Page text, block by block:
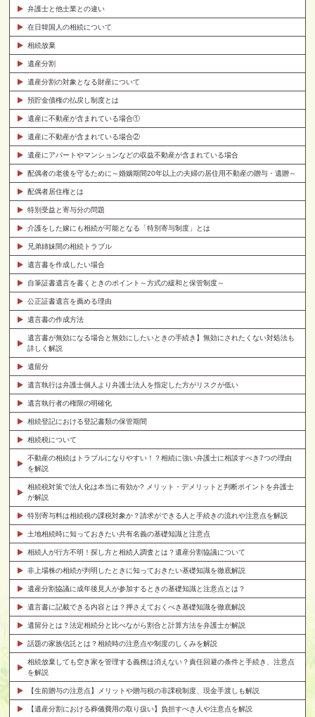
弁護士と他士業との違い
在日韓国人の相続について
相続放棄
遺産分割
遺産分割の対象となる財産について
預貯金債権の払戻し制度とは
遺産に不動産が含まれている場合①
遺産に不動産が含まれている場合②
遺産にアパートやマンションなどの収益不動産が含まれている場合
配偶者の老後を守るために～婚姻期間20年以上の夫婦の居住用不動産の贈与・遺贈～
配偶者居住権とは
特別受益と寄与分の問題
介護をした嫁にも相続が可能となる「特別寄与制度」とは
兄弟姉妹間の相続トラブル
遺言書を作成したい場合
自筆証書遺言を書くときのポイント～方式の緩和と保管制度～
公正証書遺言を薦める理由
遺言書の作成方法
遺言書が無効になる場合と無効にしたいときの手続き】無効にされたくない対処法も
詳しく解説
遺留分
遺言執行は弁護士個人より弁護士法人を指定した方がリスクが低い
遺言執行者の権限の明確化
相続登記における登記書類の保管期間
相続税について
不動産の相続はトラブルになりやすい！？相続に強い弁護士に相談すべき7つの理由
を解説
相続税対策で法人化は本当に有効か? メリット・デメリットと判断ポイントを弁護士
が解説
特別寄与料は相続税の課税対象か？請求ができる人と手続きの流れや注意点を解説
土地相続時に知っておきたい共有名義の基礎知識と注意点
相続人が行方不明！探し方と相続人調査とは？遺産分割協議について
非上場株の相続が判明したときに知っておきたい基礎知識を徹底解説
遺産分割協議に成年後見人が参加するときの基礎知識と注意点とは？
遺言書に記載できる内容とは？押さえておくべき基礎知識を徹底解説
遺留分とは？法定相続分と比べながら割合と計算方法を弁護士が解説
話題の家族信託とは？相続時の注意点や制度のしくみを解説
相続放棄しても空き家を管理する義務は消えない？責任回避の条件と手続き、注意点
を解説
【生前贈与の注意点】メリットや贈与税の非課税制度、現金手渡しも解説
【遺産分割における葬儀費用の取り扱い】負担すべき人や注意点を解説